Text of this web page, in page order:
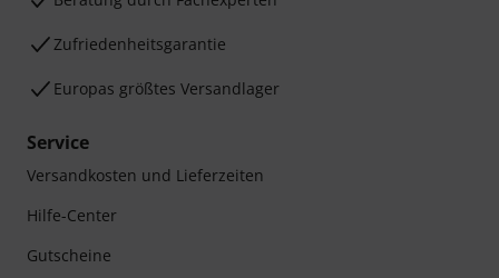
Zufriedenheitsgarantie
Europas größtes Versandlager
Service
Versandkosten und Lieferzeiten
Hilfe-Center
Gutscheine